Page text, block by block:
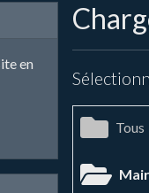
en
Tous